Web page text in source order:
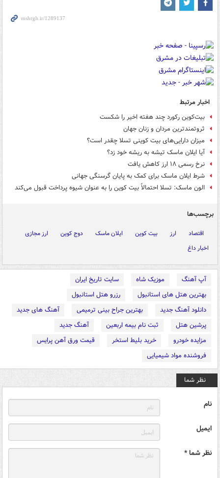
اخبار مرتبط
بیت‌کوین رکورد چند هفته اخیر را شکست
ثروتمندترین مردان و زنان جهان
میزان دارایی‌های بیت کوینی تسلا چقدر است؟
آیا ایلان ماسک تیشه به ریشه خود زد؟
نرخ رسمی ۱۸ ارز کاهش یافت
شرط ایلان ماسک برای کمک به پایان گرسنگی جهانی
الون ماسک: تسلا احتمالاً بیت کوین را به عنوان شیوه پرداخت قبول می‌کند
برچسب‌ها
اقتصاد ارز بیت کوین ایلان ماسک دوج کوین
ارز مجازی
اخبار داغ
آپ آهنگ موزیک شاه
سایت تاریخ ایران
بهترین هتل های استانبول
رزرو هتل استانبول
دانلود آهنگ جدید
بهترین جراح بینی ترمیمی
آهنگ های جدید
پرشین هتل
ثبت نام بیمه اربعین
آهنگ جدید
مزایده خودرو
خرید بلیط استخر
قیمت ورق آهن پرایس
فروشنده مواد شیمیایی
نظر شما
نام
ایمیل
نظر شما *